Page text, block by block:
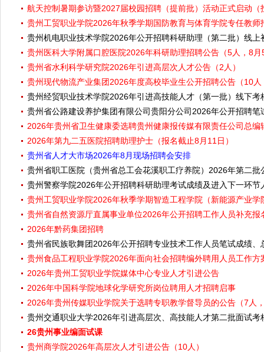
航天控制暑期参访暨2027届校园招聘（提前批）活动正式启动（
贵州工贸职业学院2026年秋季学期国防教育与体育学院专任教
贵州机电职业技术学院2026年公开招聘科研助理（第二批）线上
贵州医科大学附属口腔医院2026年科研助理招聘公告（5人，8
贵州省水利科学研究院2026年引进高层次人才公告（2人）
贵州现代物流产业集团2026年度高校毕业生公开招聘公告（10
贵州经贸职业技术学院2026年引进高技能人才（第一批）线下考
贵州省公路建设养护集团有限公司贵阳分公司2026年公开招聘
2026年贵州省卫生健康委选聘贵州健康报传媒有限责任公司总
2026年第九二五医院招聘助理护士（报名截止8月11日）
贵州省人才大市场2026年8月现场招聘会安排
贵州省职工医院（贵州省总工会花溪职工疗养院）2026年第二
贵州警察学院2026年公开招聘科研助理考试成绩及进入下一环节
贵州工贸职业学院2026年秋季学期智造工程学院（新能源产业
贵州省自然资源厅直属事业单位2026年公开招聘工作人员补充
2026年黔药集团招聘
贵州省民族歌舞团2026年公开招聘专业技术工作人员笔试成绩
贵州食品工程职业学院2026年面向社会招聘编外聘用人员工作
2026年贵州工贸职业学院媒体中心专业人才引进公告
2026年中国科学院地球化学研究所岗位聘用人才招聘启事
2026年贵州传媒职业学院关于选聘专职教学督导员的公告（7人
贵州交通职业大学2026年引进高层次、高技能人才第二批面试
26贵州事业编面试课
贵州商学院2026年高层次人才引进公告（10人）